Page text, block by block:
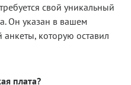
свой уникальный
Он указан в вашем
которую оставил
плата?